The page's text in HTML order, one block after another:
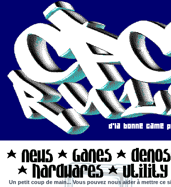
Un petit coup de main... Vous pouvez nous aider à mettre ce